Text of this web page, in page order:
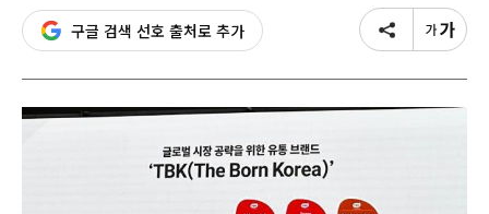
구글 검색 선호 출처로 추가